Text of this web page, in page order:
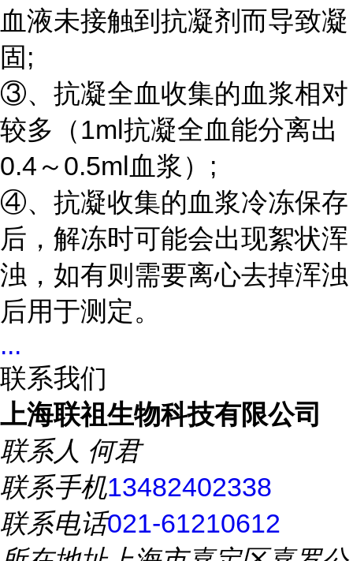
血液未接触到抗凝剂而导致凝
固;
③、抗凝全血收集的血浆相对
较多（1ml抗凝全血能分离出
0.4～0.5ml血浆）;
④、抗凝收集的血浆冷冻保存
后，解冻时可能会出现絮状浑
浊，如有则需要离心去掉浑浊
后用于测定。
...
联系我们
上海联祖生物科技有限公司
联系人 何君
联系手机13482402338
联系电话021-61210612